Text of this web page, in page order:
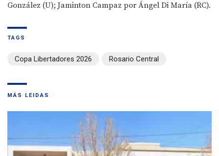
González (U); Jaminton Campaz por Ángel Di María (RC).
TAGS
Copa Libertadores 2026 Rosario Central
MÁS LEIDAS